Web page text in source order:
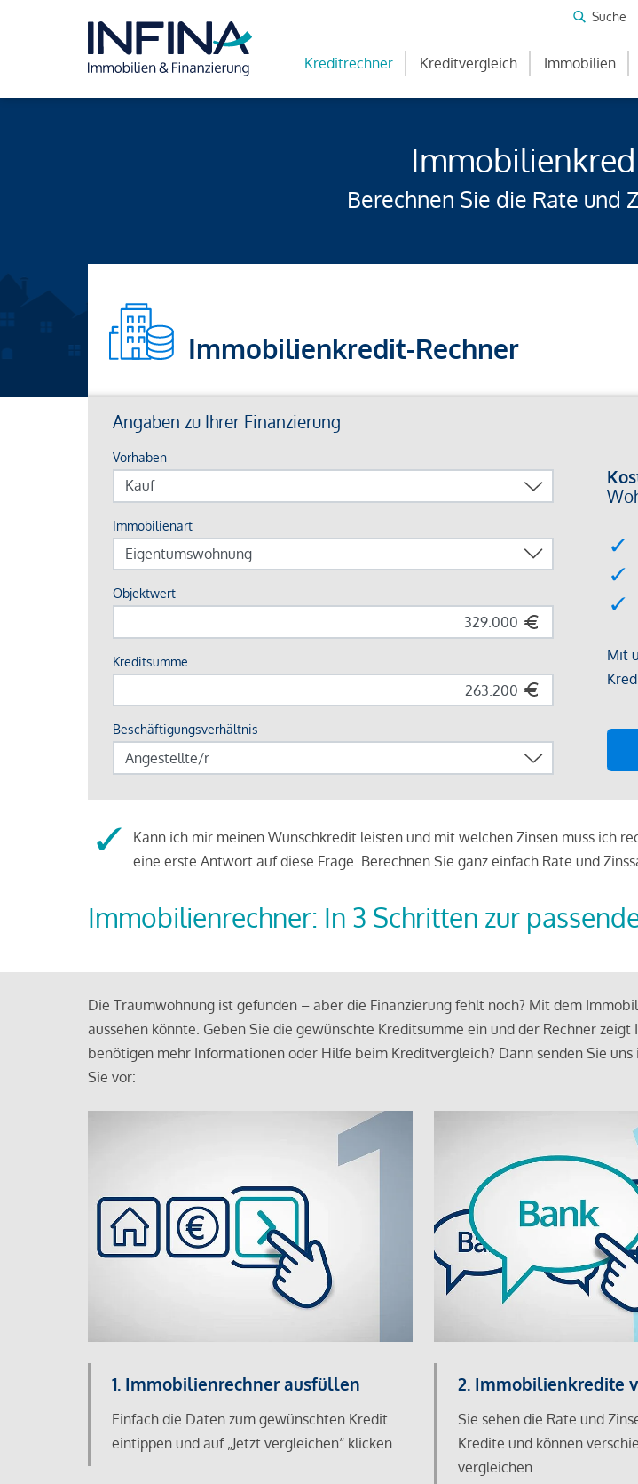
Suche
Kreditrechner Kreditvergleich Immobilien
Berechnen Sie die Rate und
Immobilienkredit-Rechner
Kann ich mir meinen Wunschkredit leisten und mit welchen Zinsen muss ich
eine erste Antwort auf diese Frage. Berechnen Sie ganz einfach Rate und
Immobilienrechner: In 3 Schritten zur
Die Traumwohnung ist gefunden – aber die Finanzierung fehlt noch? Mit dem
aussehen könnte. Geben Sie die gewünschte Kreditsumme ein und der Rechner
benötigen mehr Informationen oder Hilfe beim Kreditvergleich? Dann senden Sie uns
Sie vor:
1. Immobilienrechner ausfüllen
Einfach die Daten zum gewünschten Kredit
eintippen und auf „Jetzt vergleichen“ klicken.
2. Immobilienkredite
Sie sehen die Rate und
Kredite und können
vergleichen.